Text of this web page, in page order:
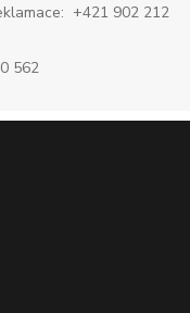
+421 902 212
562